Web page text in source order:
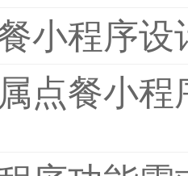
小程序设
点餐小